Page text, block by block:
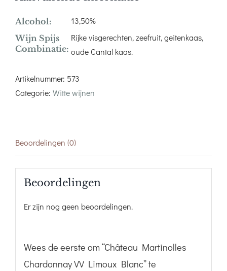
Alcohol: 13,50%
Wijn Spijs
Combinatie:
Rijke visgerechten, zeefruit, geitenkaas,
oude Cantal kaas.
Artikelnummer: 573
Categorie: Witte wijnen
Beoordelingen (0)
Beoordelingen
Er zijn nog geen beoordelingen.
Wees de eerste om “Château Martinolles
Chardonnay VV Limoux Blanc” te